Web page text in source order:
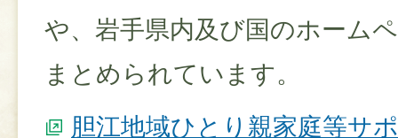
や、岩手県内及び国のホーム
まとめられています。
胆江地域ひとり親家庭等サ